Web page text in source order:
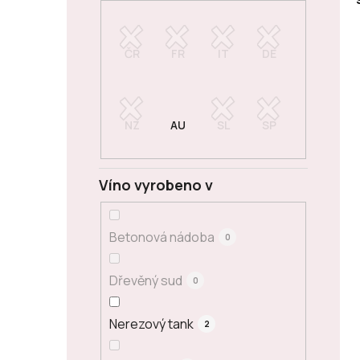
Víno vyrobeno v
Betonová nádoba 0
Dřevěný sud 0
Nerezový tank 2